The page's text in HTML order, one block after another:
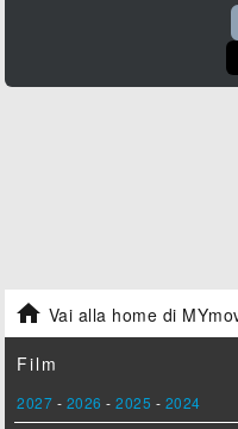
 Vai alla home di
Film
2027 - 2026 -2025 - 2024